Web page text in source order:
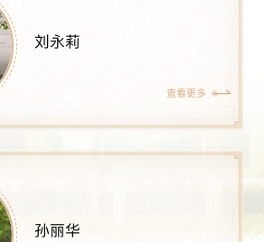
刘永莉
查看更多
孙丽华